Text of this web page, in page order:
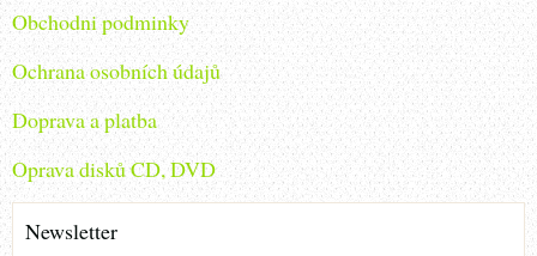
Obchodni podminky
Ochrana osobních údajů
Doprava a platba
Oprava disků CD, DVD
Newsletter